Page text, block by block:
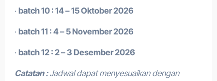
· batch 10 : 14 – 15 Oktober 2026
· batch 11 : 4 – 5 November 2026
· batch 12 : 2 – 3 Desember 2026
Catatan :Jadwal dapat menyesuaikan dengan